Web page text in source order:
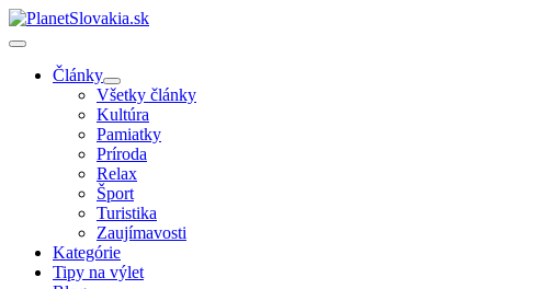
Články
Všetky články
Kultúra
Pamiatky
Príroda
Relax
Šport
Turistika
Zaujímavosti
Kategórie
Tipy na výlet